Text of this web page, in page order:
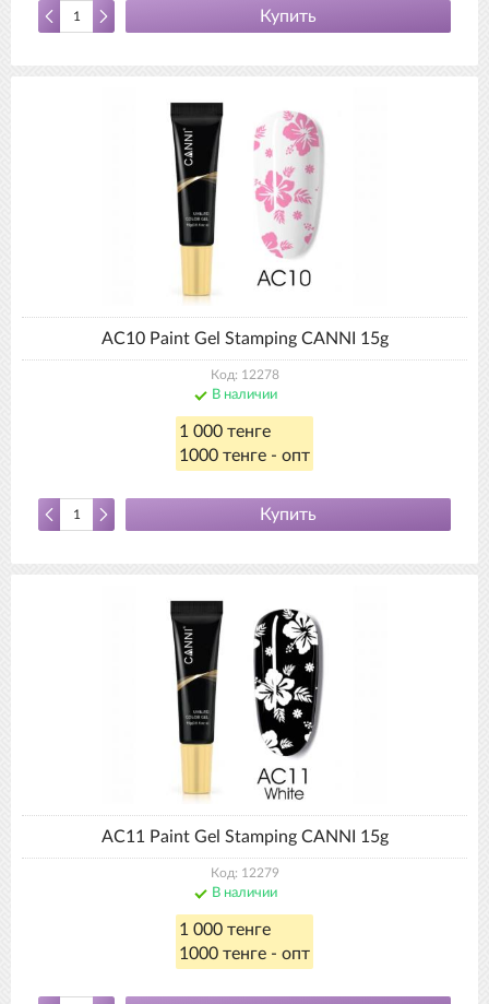
Купить
AC10 Paint Gel Stamping CANNI 15g
Код: 12278
В наличии
1 000 тенге
1000 тенге - опт
Купить
AC11 Paint Gel Stamping CANNI 15g
Код: 12279
В наличии
1 000 тенге
1000 тенге - опт